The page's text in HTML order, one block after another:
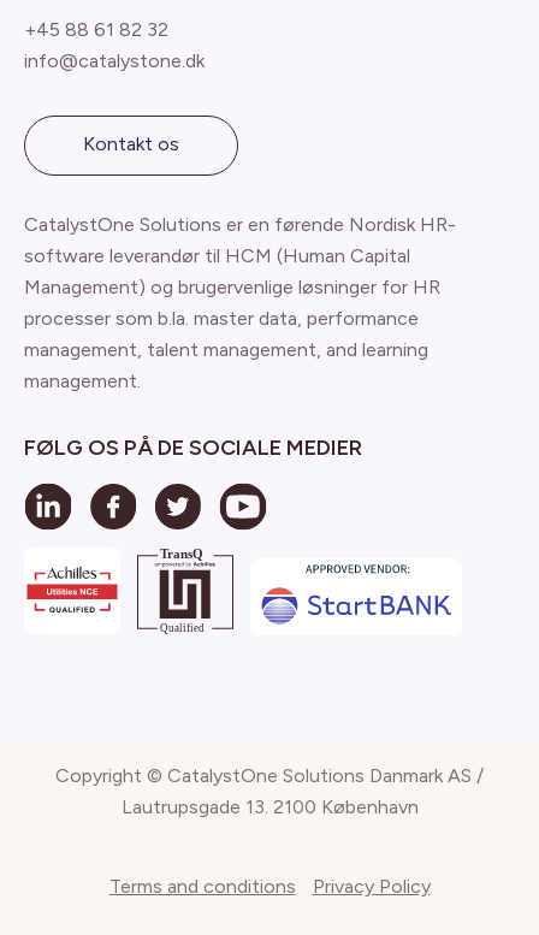
+45 88 61 82 32
info@catalystone.dk
Kontakt os
CatalystOne Solutions er en førende Nordisk HR-
software leverandør til HCM (Human Capital
Management) og brugervenlige løsninger for HR
processer som b.la. master data, performance
management, talent management, and learning
management.
FØLG OS PÅ DE SOCIALE MEDIER
Copyright © CatalystOne Solutions Danmark AS /
Lautrupsgade 13. 2100 København
Terms and conditions Privacy Policy